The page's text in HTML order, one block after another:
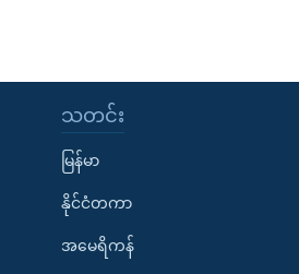
သတင်း
မြန်မာ
နိုင်ငံတကာ
အမေရိကန်